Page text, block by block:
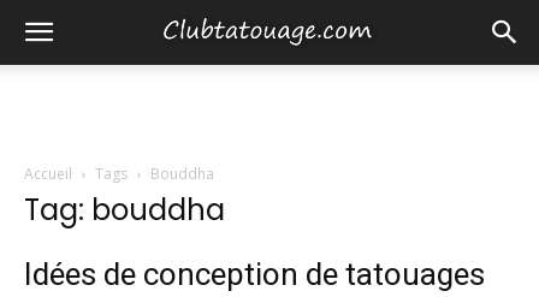
Accueil Tags Bouddha
Tag: bouddha
Idées de conception de tatouages ​​